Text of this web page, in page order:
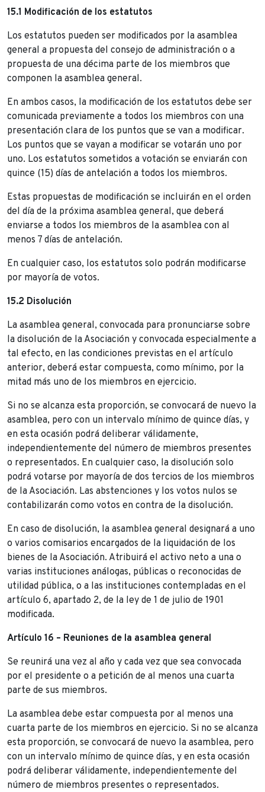
15.1 Modificación de los estatutos
Los estatutos pueden ser modificados por la asamblea
general a propuesta del consejo de administración o a
propuesta de una décima parte de los miembros que
componen la asamblea general.
En ambos casos, la modificación de los estatutos debe ser
comunicada previamente a todos los miembros con una
presentación clara de los puntos que se van a modificar.
Los puntos que se vayan a modificar se votarán uno por
uno. Los estatutos sometidos a votación se enviarán con
quince (15) días de antelación a todos los miembros.
Estas propuestas de modificación se incluirán en el orden
del día de la próxima asamblea general, que deberá
enviarse a todos los miembros de la asamblea con al
menos 7 días de antelación.
En cualquier caso, los estatutos solo podrán modificarse
por mayoría de votos.
15.2 Disolución
La asamblea general, convocada para pronunciarse sobre
la disolución de la Asociación y convocada especialmente a
tal efecto, en las condiciones previstas en el artículo
anterior, deberá estar compuesta, como mínimo, por la
mitad más uno de los miembros en ejercicio.
Si no se alcanza esta proporción, se convocará de nuevo la
asamblea, pero con un intervalo mínimo de quince días, y
en esta ocasión podrá deliberar válidamente,
independientemente del número de miembros presentes
o representados. En cualquier caso, la disolución solo
podrá votarse por mayoría de dos tercios de los miembros
de la Asociación. Las abstenciones y los votos nulos se
contabilizarán como votos en contra de la disolución.
En caso de disolución, la asamblea general designará a uno
o varios comisarios encargados de la liquidación de los
bienes de la Asociación. Atribuirá el activo neto a una o
varias instituciones análogas, públicas o reconocidas de
utilidad pública, o a las instituciones contempladas en el
artículo 6, apartado 2, de la ley de 1 de julio de 1901
modificada.
Artículo 16 – Reuniones de la asamblea general
Se reunirá una vez al año y cada vez que sea convocada
por el presidente o a petición de al menos una cuarta
parte de sus miembros.
La asamblea debe estar compuesta por al menos una
cuarta parte de los miembros en ejercicio. Si no se alcanza
esta proporción, se convocará de nuevo la asamblea, pero
con un intervalo mínimo de quince días, y en esta ocasión
podrá deliberar válidamente, independientemente del
número de miembros presentes o representados.